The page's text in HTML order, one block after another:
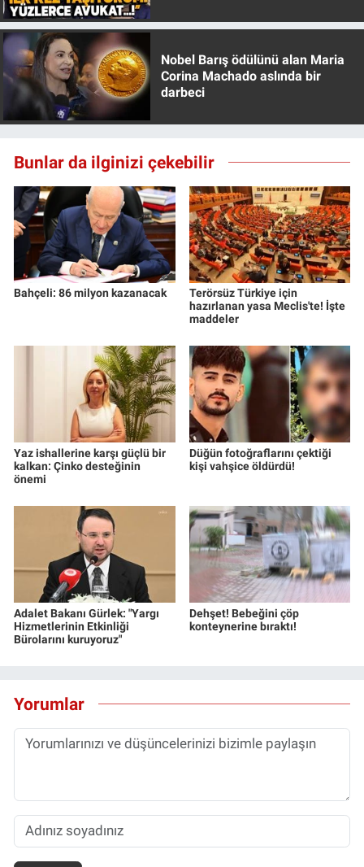
Nobel Barış ödülünü alan Maria
Corina Machado aslında bir
darbeci
Bunlar da ilginizi çekebilir
Bahçeli: 86 milyon kazanacak
Terörsüz Türkiye için
hazırlanan yasa Meclis'te! İşte
maddeler
Yaz ishallerine karşı güçlü bir
kalkan: Çinko desteğinin
önemi
Düğün fotoğraflarını çektiği
kişi vahşice öldürdü!
Adalet Bakanı Gürlek: "Yargı
Hizmetlerinin Etkinliği
Bürolarını kuruyoruz"
Dehşet! Bebeğini çöp
konteynerine bıraktı!
Yorumlar